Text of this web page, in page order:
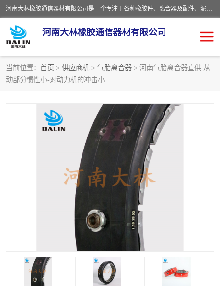
河南大林橡胶通信器材有限公司是一个专注于各种橡胶件、离合器及配件、泥浆泵及配件等产品设计制造和加工的企业。产品应用于矿山、冶金、石油、钢铁、化工、水泥、船舶、造纸、通用机械等各种大功率机械传动或制动装置。
河南大林橡胶通信器材有限公司
当前位置： 首页 > 供应商机 > 气胎离合器 > 河南气胎离合器直供 从
动部分惯性小-对动力机的冲击小
推盘离合器
VC离合器 矿山离合器
PO隔膜离合器 气胎离合器
气动元件
DY隔膜式离合器 CB离合器
实芯轮胎
联轴器
液力端配件